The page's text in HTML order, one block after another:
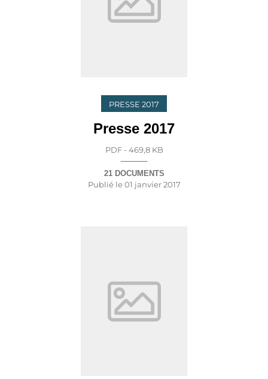
PRESSE 2017
Presse 2017
PDF - 469,8 KB
21 DOCUMENTS
Publié le01 janvier 2017